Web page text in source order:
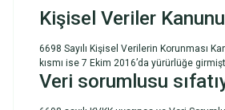
Kişisel Veriler
6698 Sayılı Kişisel Verilerin Korunması
kısmı ise 7 Ekim 2016’da yürürlüğe
Veri sorumlusu